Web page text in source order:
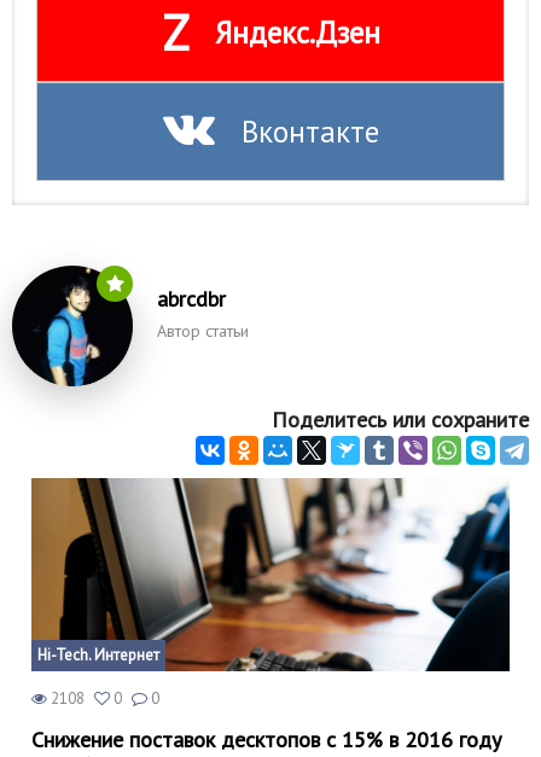
Z Яндекс.Дзен
Вконтакте
abrcdbr
Автор статьи
Поделитесь или сохраните
Hi-Tech. Интернет
2108 0 0
Снижение поставок десктопов с 15% в 2016 году